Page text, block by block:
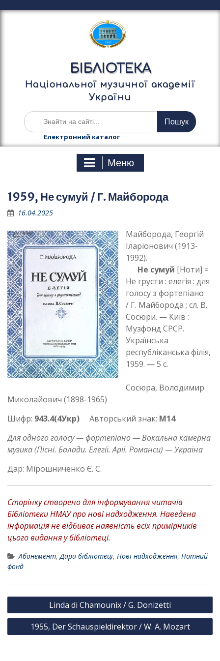
е
у
БІБЛІОТЕКА
Національної музичної академії
України
Ш
у
а
Електронний каталог
Меню
1959, Не сумуй / Г. Майборода
16.04.2025
Майборода, Георгій
Іларіонович (1913-
1992).
Не сумуй [Ноти] =
Не грусти : елегiя : для
голосу з фортепіано
/ Г. Майборода ; сл. В.
Сосюри. — Київ :
Музфонд СРСР.
Українська
республіканська філія,
1959. — 5 с.
Сосюра, Володимир
Миколайович (1898-1965)
Шифр: 943.4(4Укр) Авторський знак: М14
Для одного голосу — фортепіано — Вокальна камерна
музика (Пісні. Балади. Елегії. Арії. Романси) — Україна
Дар: Мірошниченко Є. С.
Сторінку створено для інформування читачів
Бібліотеки НМАУ про нові надходження. Наведена
інформація не відбиває наявність всіх примірників
цього видання у бібліотеці.
Абонемент,Дари бібліотеці, Нові надходження, Нотний
фонд
Н
а
Linda di Chamounix / G. Donizetti
1955, Der Schauspieldirektor / W. A. Mozart